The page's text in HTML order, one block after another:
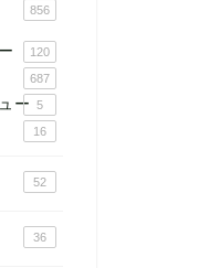
856
120
687
ー 5
16
52
36